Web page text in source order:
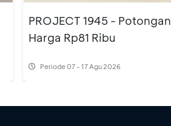
PROJECT 1945 - Potongan
Harga Rp81 Ribu
Periode07 - 17 Agu 2026